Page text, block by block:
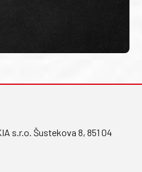
s.r.o. Šustekova 8, 851 04